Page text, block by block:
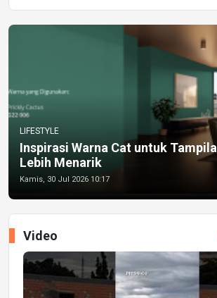
LIFESTYLE
Inspirasi Warna Cat untuk
Lebih Menarik
Kamis, 30 Jul 2026 10:17
Video